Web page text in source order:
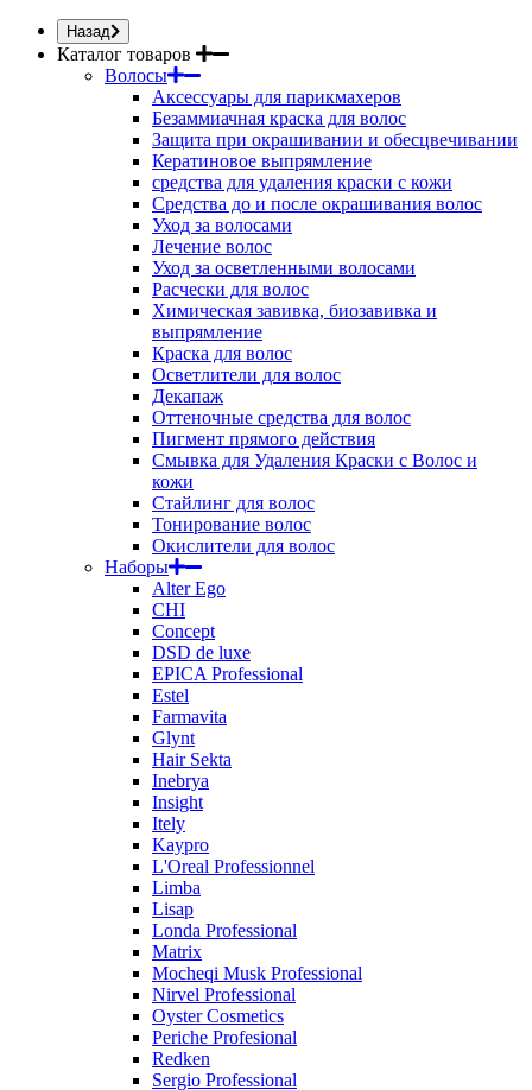
Назад
Каталог товаров
Волосы
Аксессуары для парикмахеров
Безаммиачная краска для волос
Защита при окрашивании и обесцвечивании
Кератиновое выпрямление
средства для удаления краски с кожи
Средства до и после окрашивания волос
Уход за волосами
Лечение волос
Уход за осветленными волосами
Расчески для волос
Химическая завивка, биозавивка и
выпрямление
Краска для волос
Осветлители для волос
Декапаж
Оттеночные средства для волос
Пигмент прямого действия
Смывка для Удаления Краски с Волос и
кожи
Стайлинг для волос
Тонирование волос
Окислители для волос
Наборы
Alter Ego
CHI
Concept
DSD de luxe
EPICA Professional
Estel
Farmavita
Glynt
Hair Sekta
Inebrya
Insight
Itely
Kaypro
L'Oreal Professionnel
Limba
Lisap
Londa Professional
Matrix
Mocheqi Musk Professional
Nirvel Professional
Oyster Cosmetics
Periche Profesional
Redken
Sergio Professional